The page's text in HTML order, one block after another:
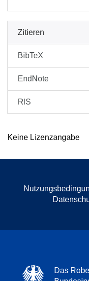
Zitieren
BibTeX
EndNote
RIS
Keine Lizenzangabe
Das